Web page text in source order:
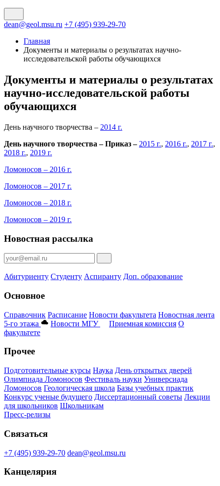
dean@geol.msu.ru +7 (495) 939-29-70
Главная
Документы и материалы о результатах научно-
исследовательской работы обучающихся
Документы и материалы о результатах
научно-исследовательской работы
обучающихся
День научного творчества – 2014 г.
День научного творчества – Приказ – 2015 г., 2016 г., 2017 г.,
2018 г., 2019 г.
Ломоносов – 2016 г.
Ломоносов – 2017 г.
Ломоносов – 2018 г.
Ломоносов – 2019 г.
Новостная рассылка
Абитуриенту Студенту Аспиранту Доп. образование
Основное
Справочник Расписание Новости факультета Новостная лента
5-го этажа
Новости МГУ Приемная комиссия О
факультете
Прочее
Подготовительные курсы Наука День открытых дверей
Олимпиада Ломоносов Фестиваль науки Универсиада
Ломоносов Геологическая школа Базы учебных практик
Конкурс ученые будущего Диссертационный советы Лекции
для школьников Школьникам
Пресс-релизы
Связаться
+7 (495) 939-29-70 dean@geol.msu.ru
Канцелярия